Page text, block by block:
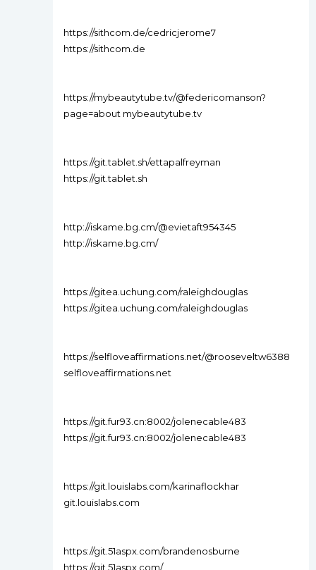
https://sithcom.de/cedricjerome7
https://sithcom.de
https://mybeautytube.tv/@federicomanson?
page=about mybeautytube.tv
https://git.tablet.sh/ettapalfreyman
https://git.tablet.sh
http://iskame.bg.cm/@evietaft954345
http://iskame.bg.cm/
https://gitea.uchung.com/raleighdouglas
https://gitea.uchung.com/raleighdouglas
https://selfloveaffirmations.net/@rooseveltw6388
selfloveaffirmations.net
https://git.fur93.cn:8002/jolenecable483
https://git.fur93.cn:8002/jolenecable483
https://git.louislabs.com/karinaflockhar
git.louislabs.com
https://git.51aspx.com/brandenosburne
https://git.51aspx.com/